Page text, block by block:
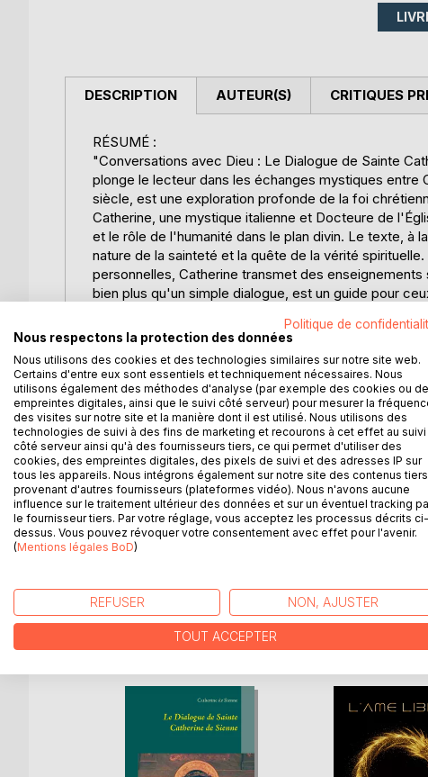
DESCRIPTION
RÉSUMÉ :
"Conversations avec Dieu : Le Dialogue de Sainte
plonge le lecteur dans les échanges mystiques entre
siècle, est une exploration profonde de la foi
Catherine, une mystique italienne et Docteure de
et le rôle de l'humanité dans le plan divin. Le texte, à
nature de la sainteté et la quête de la vérité
personnelles, Catherine transmet des
bien plus qu'un simple dialogue, est un guide pour
spiritualité chrétienne, offrant des perspectives
de Sienne inspire les lecteurs à poursuivre une vie
L'AUTEUR :
Catherine de Sienne, née Caterina Benincasa en
christianisme médiéval. Issue d'une famille
à Dieu, adoptant un mode de vie ascétique et de
dominicain, tout en vivant chez ses parents. Connue
spirituelle respectée, influençant aussi bien les
ecclésiastique de son temps, notamment en
écrit le "Dialogue", un texte fondamental de la
enseignements théologiques, témoignent de sa
Docteure de l'Église en 1970, une reconnaissance
une figure inspirante pour sa vie de service et sa
AUTEUR(S) CRITIQUES
D’AUTRES TITRES À
Politique de
Nous respectons la protection des données
Nous utilisons des cookies et des technologies similaires sur notre site web.
Certains d'entre eux sont essentiels et techniquement nécessaires. Nous
utilisons également des méthodes d'analyse (par exemple des cookies ou
empreintes digitales, ainsi que le suivi côté serveur) pour mesurer la
des visites sur notre site et la manière dont il est utilisé. Nous utilisons des
technologies de suivi à des fins de marketing et recourons à cet effet au suivi
côté serveur ainsi qu'à des fournisseurs tiers, ce qui permet d'utiliser des
cookies, des empreintes digitales, des pixels de suivi et des adresses IP sur
tous les appareils. Nous intégrons également sur notre site des contenus tiers
provenant d'autres fournisseurs (plateformes vidéo). Nous n'avons aucune
influence sur le traitement ultérieur des données et sur un éventuel tracking
le fournisseur tiers. Par votre réglage, vous acceptez les processus décrits ci-
dessus. Vous pouvez révoquer votre consentement avec effet pour l'avenir.
(Mentions légales BoD)
REFUSER NON, AJUSTER
TOUT ACCEPTER